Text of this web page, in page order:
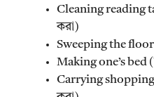
Cleaning reading
করা)
Sweeping the floor
Making one’s bed
Carrying shopping